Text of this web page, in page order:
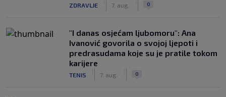
ZDRAVLJE 7. aug. 0
"I danas osjećam ljubomoru": Ana
Ivanović govorila o svojoj ljepoti i
predrasudama koje su je pratile tokom
karijere
TENIS 7. aug. 0